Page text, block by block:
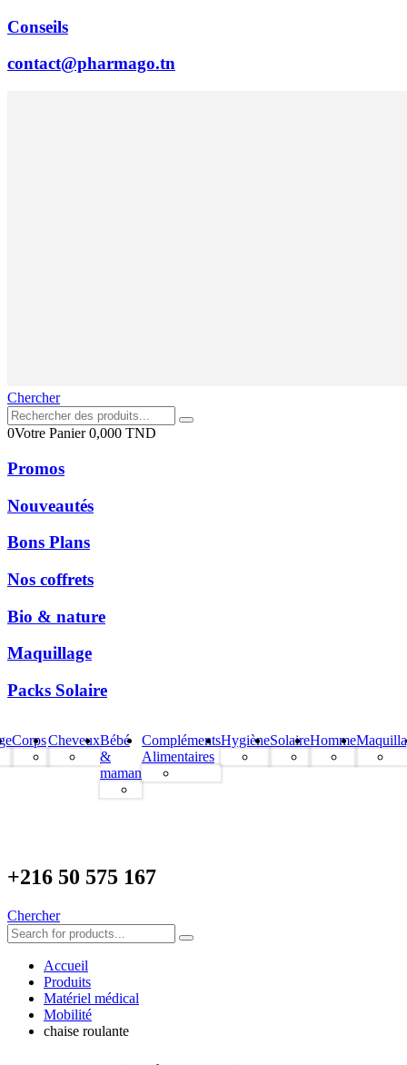
Conseils
contact@pharmago.tn
Chercher
0Votre Panier0,000 TND
Promos
Nouveautés
Bons Plans
Nos coffrets
Bio & nature
Maquillage
Packs Solaire
CorpsCheveuxBébé
&
maman
Compléments
Alimentaires
HygièneSolaireHomme
+216 50 575 167
Chercher
Accueil
Produits
Matériel médical
Mobilité
chaise roulante